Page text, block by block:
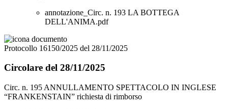
annotazione_Circ. n. 193 LA BOTTEGA
DELL'ANIMA.pdf
Protocollo 16150/2025 del 28/11/2025
Circolare del 28/11/2025
Circ. n. 195 ANNULLAMENTO SPETTACOLO IN INGLESE
“FRANKENSTAIN” richiesta di rimborso